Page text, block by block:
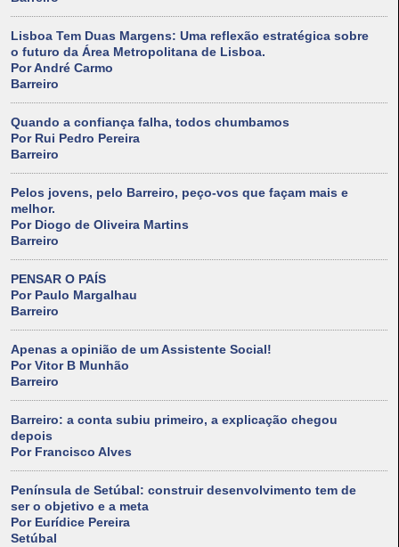
Lisboa Tem Duas Margens: Uma reflexão estratégica sobre
o futuro da Área Metropolitana de Lisboa.
Por André Carmo
Barreiro
Quando a confiança falha, todos chumbamos
Por Rui Pedro Pereira
Barreiro
Pelos jovens, pelo Barreiro, peço-vos que façam mais e
melhor.
Por Diogo de Oliveira Martins
Barreiro
PENSAR O PAÍS
Por Paulo Margalhau
Barreiro
Apenas a opinião de um Assistente Social!
Por Vitor B Munhão
Barreiro
Barreiro: a conta subiu primeiro, a explicação chegou
depois
Por Francisco Alves
Península de Setúbal: construir desenvolvimento tem de
ser o objetivo e a meta
Por Eurídice Pereira
Setúbal